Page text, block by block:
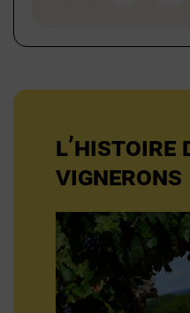
L’HISTOIRE
VIGNERONS